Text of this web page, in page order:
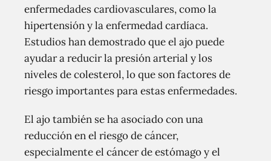
enfermedades cardiovasculares, como la
hipertensión y la enfermedad cardíaca.
Estudios han demostrado que el ajo puede
ayudar a reducir la presión arterial y los
niveles de colesterol, lo que son factores de
riesgo importantes para estas enfermedades.
El ajo también se ha asociado con una
reducción en el riesgo de cáncer,
especialmente el cáncer de estómago y el